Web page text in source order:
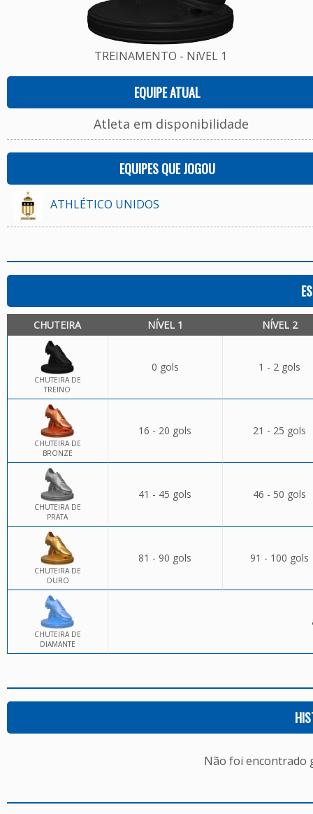
TREINAMENTO - NíVEL 1
EQUIPE ATUAL
Atleta em disponibilidade
EQUIPES QUE JOGOU
ATHLÉTICO UNIDOS
CHUTEIRA NÍVEL 1 NÍVEL 2
CHUTEIRA DE
TREINO
0 gols 1 - 2 gols
CHUTEIRA DE
BRONZE
16 - 20 gols 21 - 25 gols
CHUTEIRA DE
PRATA
41 - 45 gols 46 - 50 gols
CHUTEIRA DE
OURO
81 - 90 gols 91 - 100 gols
CHUTEIRA DE
DIAMANTE
Não foi encontrado